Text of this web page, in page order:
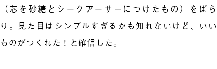
（芯を砂糖とシークアーサーにつけたもの）をぱら
り。見た目はシンプルすぎるかも知れないけど、いい
ものがつくれた！と確信した。